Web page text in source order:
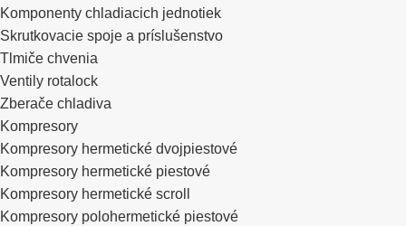
Komponenty chladiacich jednotiek
Skrutkovacie spoje a príslušenstvo
Tlmiče chvenia
Ventily rotalock
Zberače chladiva
Kompresory
Kompresory hermetické dvojpiestové
Kompresory hermetické piestové
Kompresory hermetické scroll
Kompresory polohermetické piestové